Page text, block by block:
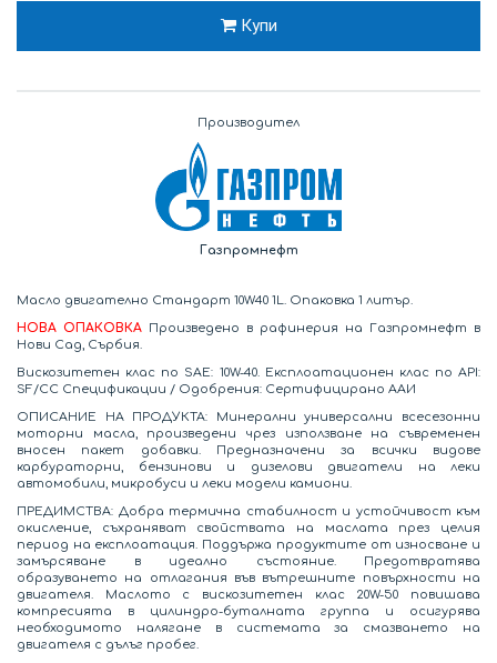
Купи
Производител
Газпромнефт
Масло двигателно Стандарт 10W40 1L. Опаковка 1 литър.
НОВА ОПАКОВКА Произведено в рафинерия на Газпромнефт в
Нови Сад, Сърбия.
Вискозитетен клас по SAE: 10W-40. Eксплоатационен клас по API:
SF/CC Спецификации / Одобрения: Сертифицирано ААИ
ОПИСАНИЕ НА ПРОДУКТА: Минерални универсални всесезонни
моторни масла, произведени чрез използване на съвременен
вносен пакет добавки. Предназначени за всички видове
карбураторни, бензинови и дизелови двигатели на леки
автомобили, микробуси и леки модели камиони.
ПРЕДИМСТВА: Добра термична стабилност и устойчивост към
окисление, съхраняват свойствата на маслата през целия
период на експлоатация. Поддържа продуктите от износване и
замърсяване в идеално състояние. Предотвратява
образуването на отлагания във вътрешните повърхности на
двигателя. Маслото с вискозитетен клас 20W-50 повишава
компресията в цилиндро-буталната группа и осигурява
необходимото налягане в системата за смазването на
двигателя с дълъг пробег.